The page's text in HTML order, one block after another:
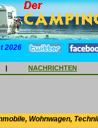
2026
| NACHRICHTEN
Wohnwagen,